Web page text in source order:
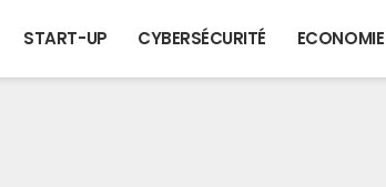
START-UP CYBERSÉCURITÉ ECONOMIE